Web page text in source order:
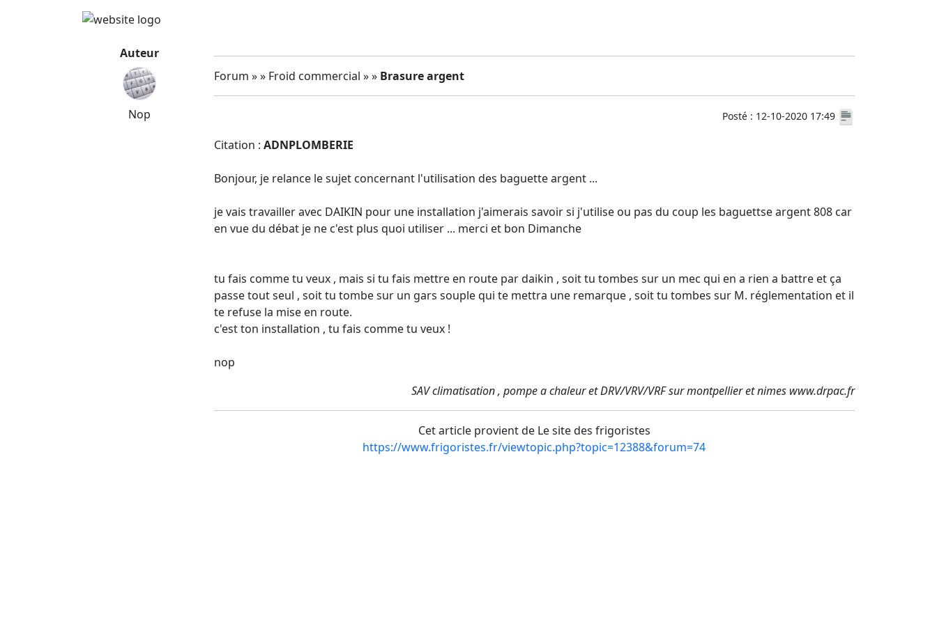
Auteur
Nop
Forum » » Froid commercial » » Brasure argent
Posté : 12-10-2020 17:49
Citation : ADNPLOMBERIE
Bonjour, je relance le sujet concernant l'utilisation des baguette argent ...
je vais travailler avec DAIKIN pour une installation j'aimerais savoir si j'utilise ou pas du coup les baguettse argent 808 car
en vue du débat je ne c'est plus quoi utiliser ... merci et bon Dimanche
tu fais comme tu veux , mais si tu fais mettre en route par daikin , soit tu tombes sur un mec qui en a rien a battre et ça
passe tout seul , soit tu tombe sur un gars souple qui te mettra une remarque , soit tu tombes sur M. réglementation et il
te refuse la mise en route.
c'est ton installation , tu fais comme tu veux !
nop
SAV climatisation , pompe a chaleur et DRV/VRV/VRF sur montpellier et nimes www.drpac.fr
Cet article provient de Le site des frigoristes
https://www.frigoristes.fr/viewtopic.php?topic=12388&forum=74